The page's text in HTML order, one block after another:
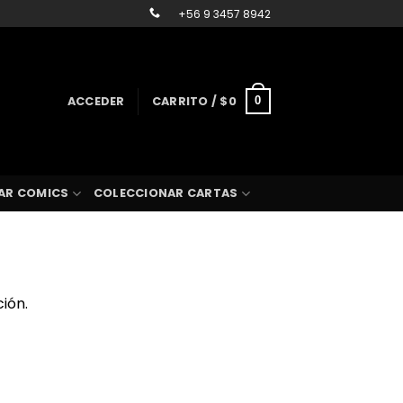
+56 9 3457 8942
ACCEDER CARRITO / $0 0
COMICS COLECCIONAR CARTAS